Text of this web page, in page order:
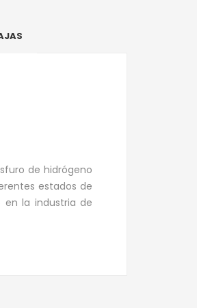
de hidrógeno
estados de
en la industria de